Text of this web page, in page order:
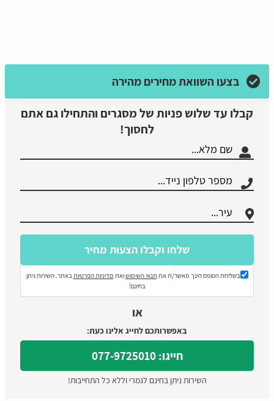
בצעו השוואת מחירים מהירה
קבלו עד שלוש פניות של מסגרים והתחילו גם אתם
לחסוך!
בשליחת הטופס הינך מאשר/ת את תנאי השימושואת מדיניות הפרטיות באתר. השירות ניתן
בחינם!
או
באפשרותכם לחייג אלינו כעת:
חייגו: 077-9725010
השירות ניתן בחינם לגמרי וללא כל התחייבות!